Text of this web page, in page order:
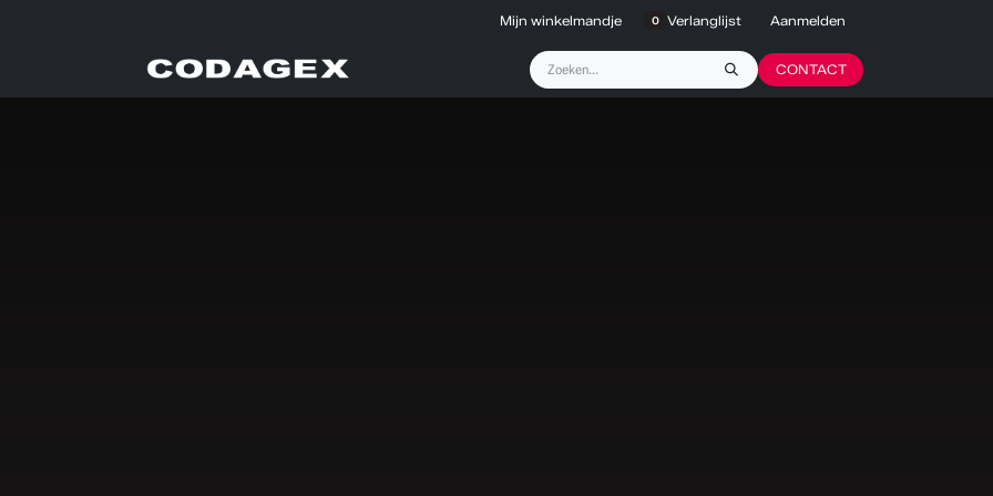
Mijn winkelmandje 0 Verlanglijst Aanmelden
CONTACT